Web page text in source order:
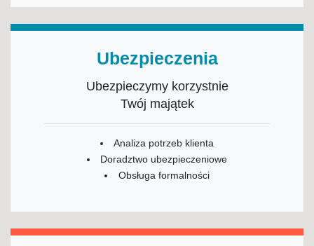
Ubezpieczenia
Ubezpieczymy korzystnie
Twój majątek
Analiza potrzeb klienta
Doradztwo ubezpieczeniowe
Obsługa formalności